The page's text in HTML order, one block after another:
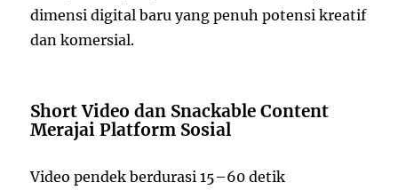
dimensi digital baru yang penuh potensi kreatif
dan komersial.
Short Video dan Snackable Content
Merajai Platform Sosial
Video pendek berdurasi 15–60 detik